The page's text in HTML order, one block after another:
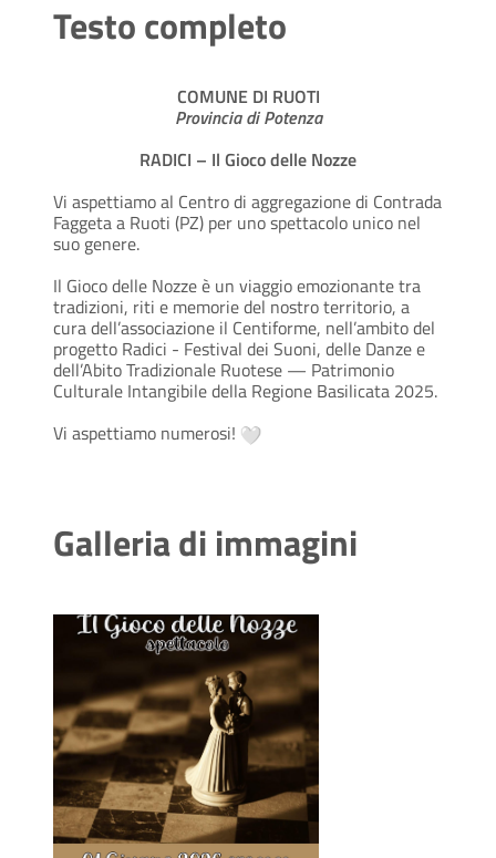
Testo completo
COMUNE DI RUOTI
Provincia di Potenza
RADICI – Il Gioco delle Nozze
Vi aspettiamo al Centro di aggregazione di Contrada
Faggeta a Ruoti (PZ) per uno spettacolo unico nel
suo genere.
Il Gioco delle Nozze è un viaggio emozionante tra
tradizioni, riti e memorie del nostro territorio, a
cura dell’associazione il Centiforme, nell’ambito del
progetto Radici - Festival dei Suoni, delle Danze e
dell’Abito Tradizionale Ruotese — Patrimonio
Culturale Intangibile della Regione Basilicata 2025.
Vi aspettiamo numerosi!
Galleria di immagini